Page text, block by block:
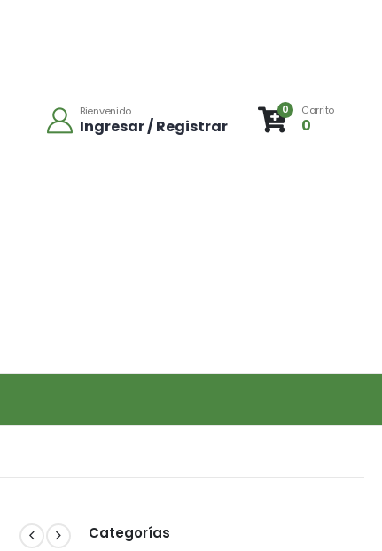
Bienvenido
Ingresar / Registrar
0 Carrito
0
Categorías